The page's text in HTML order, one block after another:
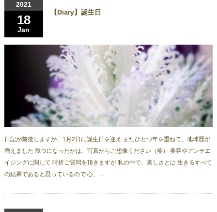
2021
18
Jan
【Diary】誕生日
日記が前後しますが、1月2日に誕生日を迎え またひとつ年を重ねて、地球歴が
増えました 幾つになったかは、写真からご想像ください（笑） 美容やアンチエ
イジングに関して 時折ご質問を頂きますが 私の中で、美しさとは 生きるすべて
の結果であると思っているので 心、…